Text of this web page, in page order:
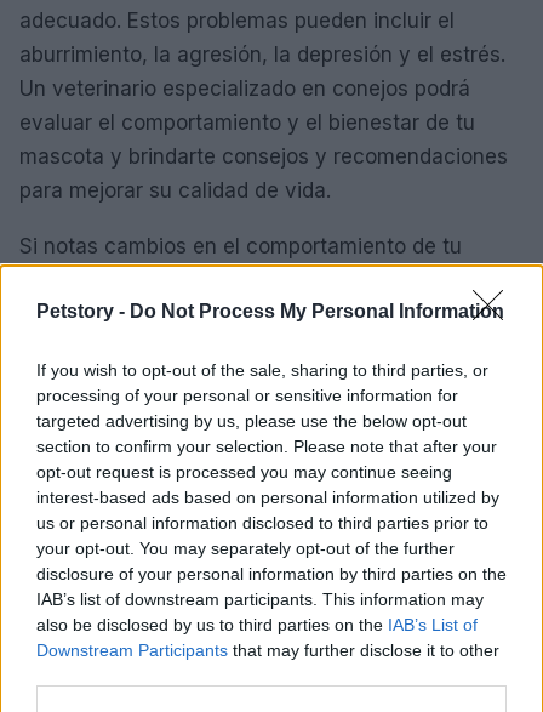
Petstory - Do Not Process My Personal Information
If you wish to opt-out of the sale, sharing to third parties, or
processing of your personal or sensitive information for
targeted advertising by us, please use the below opt-out
section to confirm your selection. Please note that after your
opt-out request is processed you may continue seeing
interest-based ads based on personal information utilized by
us or personal information disclosed to third parties prior to
your opt-out. You may separately opt-out of the further
disclosure of your personal information by third parties on the
IAB’s list of downstream participants. This information may
also be disclosed by us to third parties on the IAB’s List of
Downstream Participants that may further disclose it to other
adecuado. Estos problemas pueden incluir el
aburrimiento, la agresión, la depresión y el estrés.
Un veterinario especializado en conejos podrá
evaluar el comportamiento y el bienestar de tu
mascota y brindarte consejos y recomendaciones
para mejorar su calidad de vida.
Si notas cambios en el comportamiento de tu
energía o la agresión, es importante llevarlo al
ser indicativos de un problema de salud
subyacente o de un problema de comportamiento
que necesita ser abordado.
Es importantellevar a tu conejo al veterinario
regularmente
para asegurarte de que esté sano y
feliz. Los exámenes de rutina, las vacunas, la
atención dental, la esterilización/castración y la
evaluación del comportamiento son aspectos clave